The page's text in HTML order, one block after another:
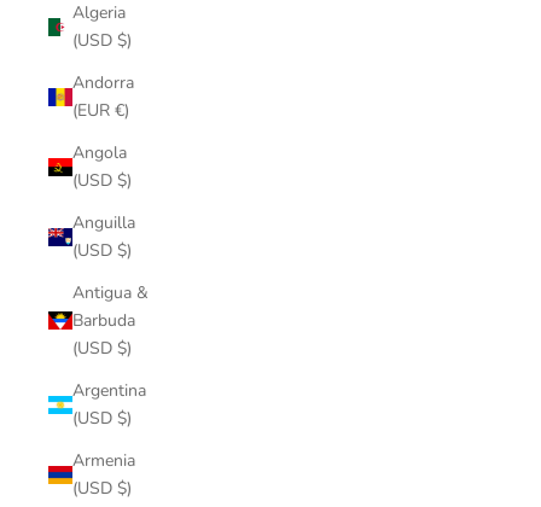
Algeria
(USD $)
Andorra
(EUR €)
Angola
(USD $)
Anguilla
(USD $)
Antigua &
Barbuda
(USD $)
Argentina
(USD $)
Armenia
(USD $)